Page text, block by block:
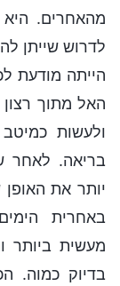
מהאחרים.
לדרוש שייתן
הייתה מודעת
האל מתוך
ולעשות
בריאה. לאחר
יותר את
באחרית
מעשית ביותר
בדיוק כמוה.